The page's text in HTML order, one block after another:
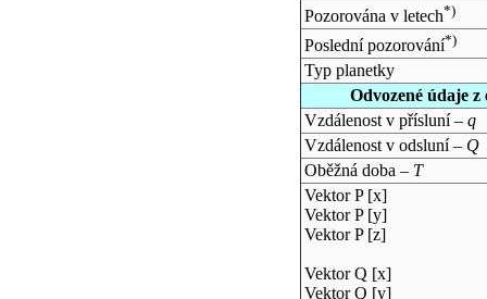
Pozorována v letech*)
Poslední pozorování*)
Typ planetky
Odvozené údaje
Vzdálenost v přísluní – q
Vzdálenost v odsluní – Q
Oběžná doba – T
Vektor P [x]
Vektor P [y]
Vektor P [z]
Vektor Q [x]
Vektor Q [y]